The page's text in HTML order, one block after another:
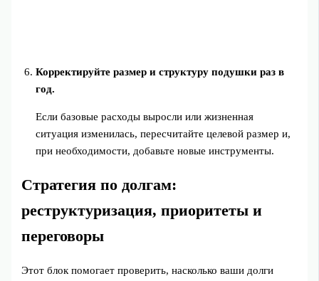
Корректируйте размер и структуру подушки раз в
год.
Если базовые расходы выросли или жизненная
ситуация изменилась, пересчитайте целевой размер и,
при необходимости, добавьте новые инструменты.
Стратегия по долгам:
реструктуризация, приоритеты и
переговоры
Этот блок помогает проверить, насколько ваши долги